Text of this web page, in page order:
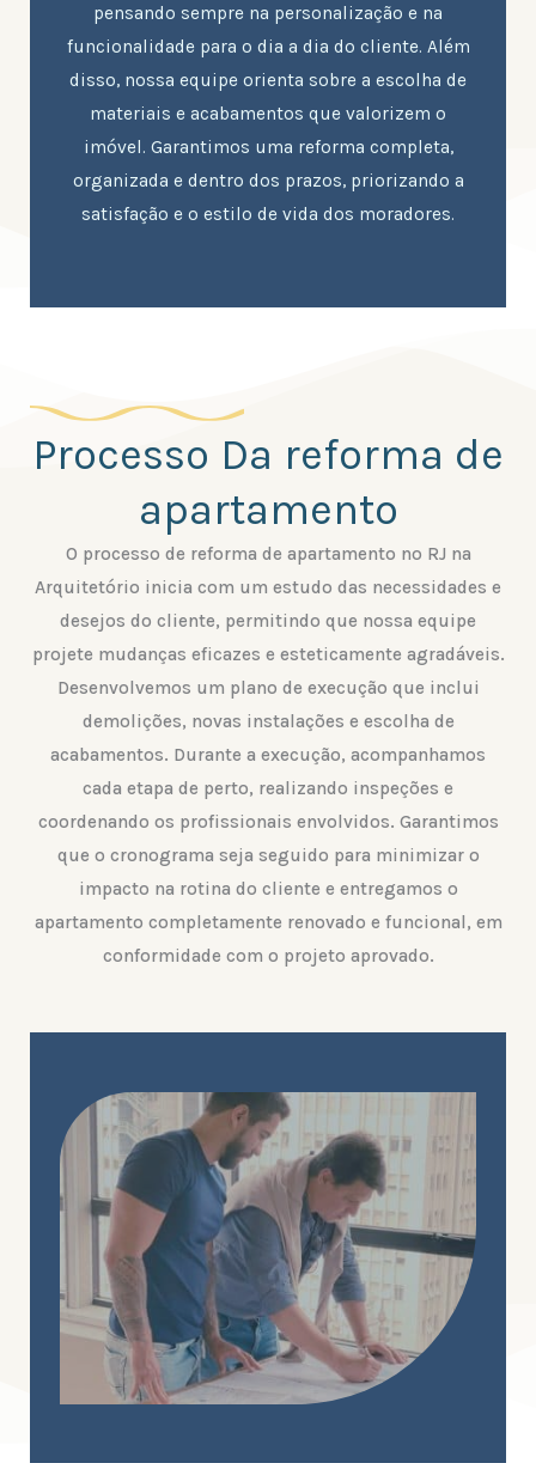
pensando sempre na personalização e na
funcionalidade para o dia a dia do cliente. Além
disso, nossa equipe orienta sobre a escolha de
materiais e acabamentos que valorizem o
imóvel. Garantimos uma reforma completa,
organizada e dentro dos prazos, priorizando a
satisfação e o estilo de vida dos moradores.
Processo Da reforma de
apartamento
O processo de reforma de apartamento no RJ na
Arquitetório inicia com um estudo das necessidades e
desejos do cliente, permitindo que nossa equipe
projete mudanças eficazes e esteticamente agradáveis.
Desenvolvemos um plano de execução que inclui
demolições, novas instalações e escolha de
acabamentos. Durante a execução, acompanhamos
cada etapa de perto, realizando inspeções e
coordenando os profissionais envolvidos. Garantimos
que o cronograma seja seguido para minimizar o
impacto na rotina do cliente e entregamos o
apartamento completamente renovado e funcional, em
conformidade com o projeto aprovado.